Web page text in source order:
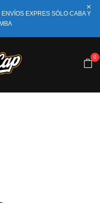
EXPRES SÓLO CABA Y
0